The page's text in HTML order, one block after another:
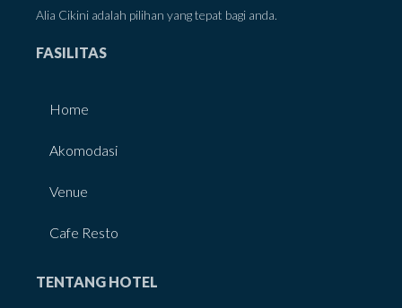
Alia Cikini adalah pilihan yang tepat bagi anda.
FASILITAS
Home
Akomodasi
Venue
Cafe Resto
TENTANG HOTEL